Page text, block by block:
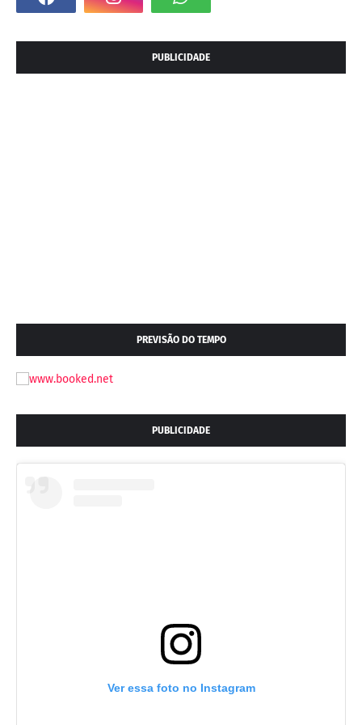
PUBLICIDADE
PREVISÃO DO TEMPO
PUBLICIDADE
Ver essa foto no Instagram